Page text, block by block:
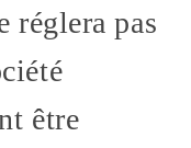
réglera pas
être